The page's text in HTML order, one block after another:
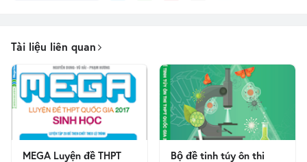
Tài liệu liên quan
MEGA Luyện đề THPT
Bộ đề tinh túy ôn thi